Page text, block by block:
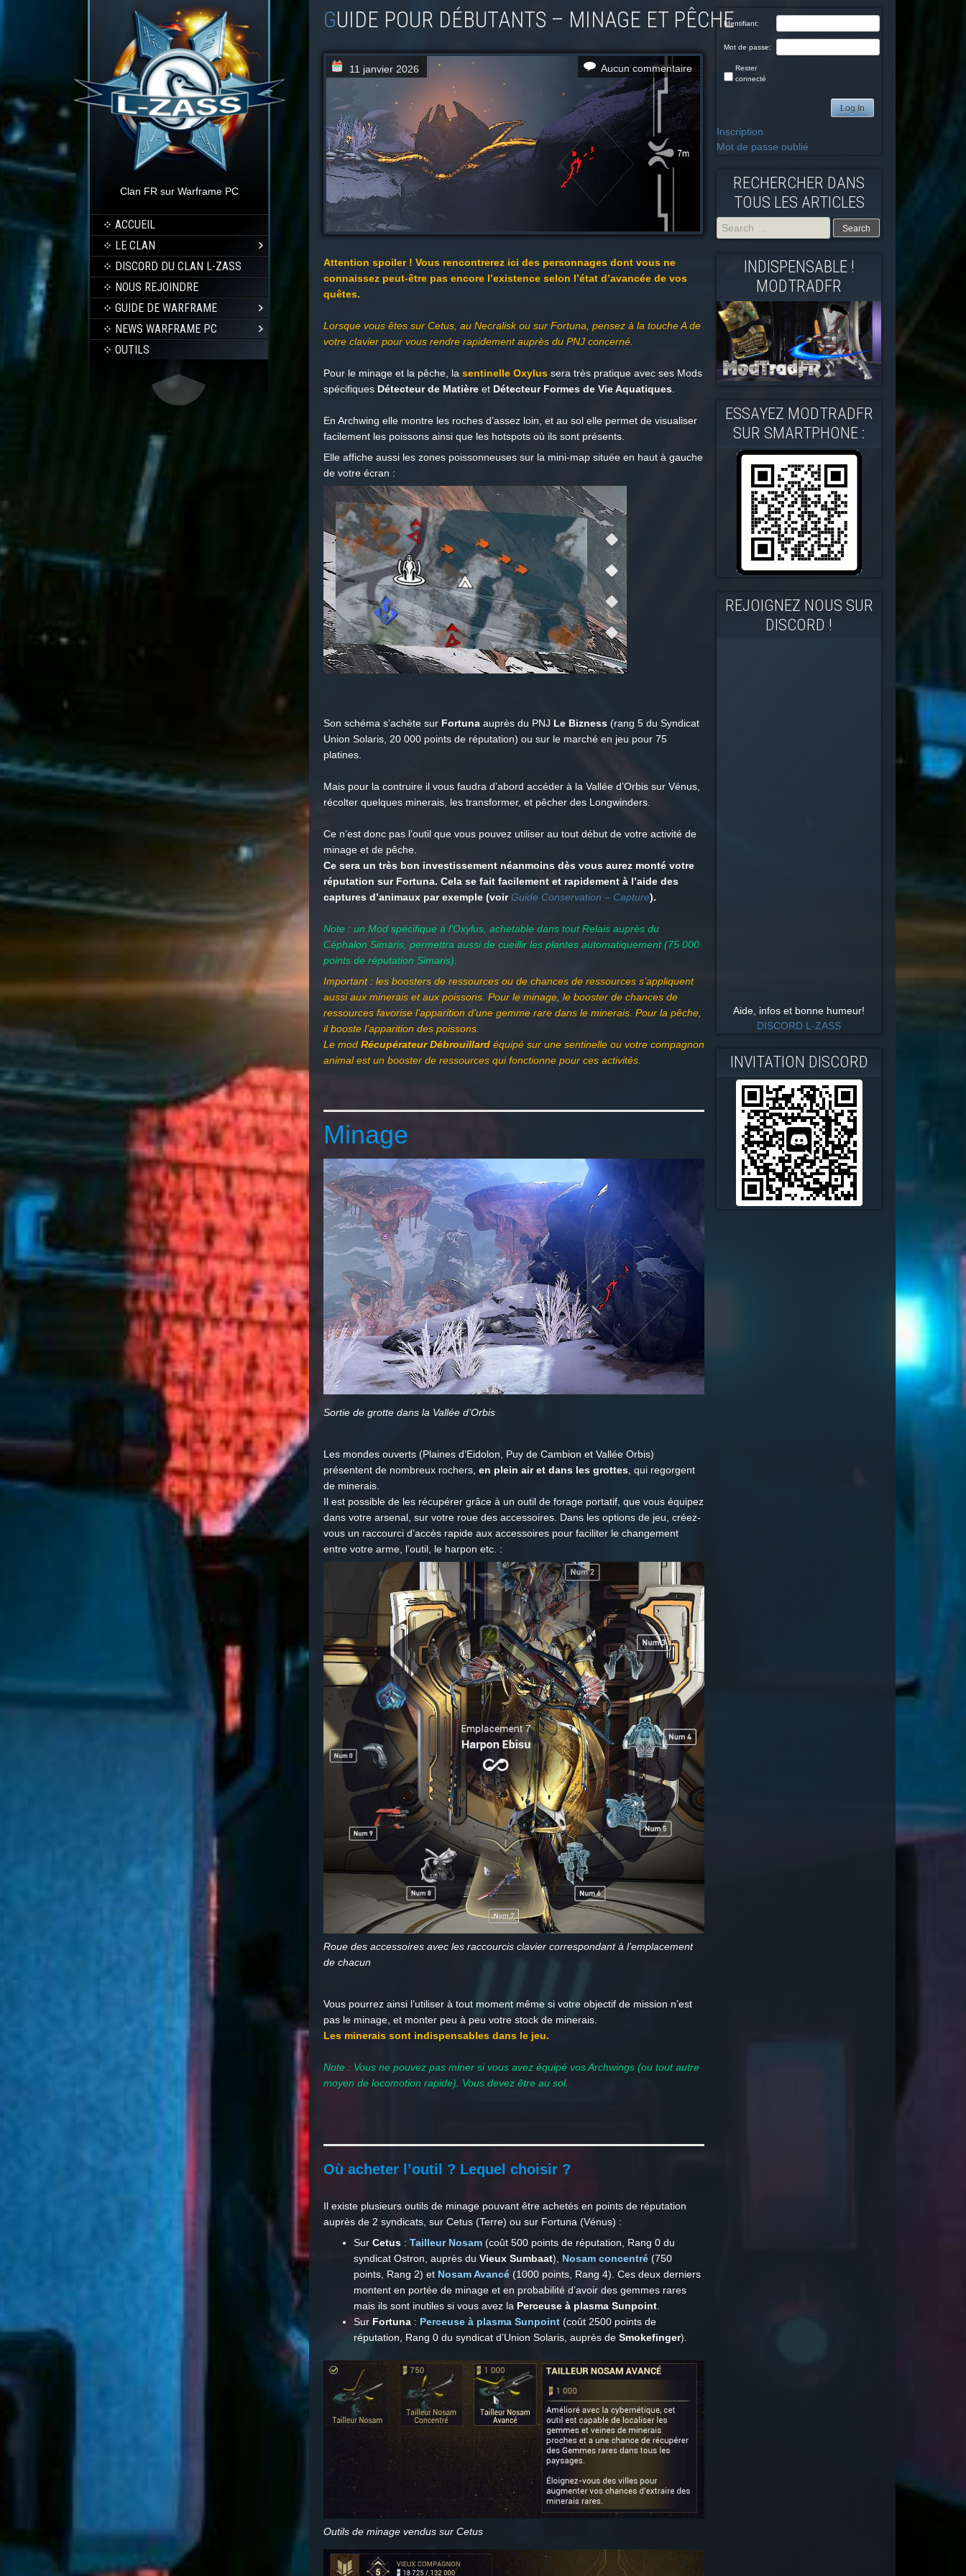
Clan FR sur Warframe PC
ACCUEIL
LE CLAN
DISCORD DU CLAN L-ZASS
NOUS REJOINDRE
GUIDE DE WARFRAME
NEWS WARFRAME PC
OUTILS
GUIDE POUR DÉBUTANTS – MINAGE ET PÊCHE
11 janvier 2026 Aucun commentaire
Attention spoiler ! Vous rencontrerez ici des personnages dont vous ne
connaissez peut-être pas encore l’existence selon l’état d’avancée de vos
quêtes.
Lorsque vous êtes sur Cetus, au Necralisk ou sur Fortuna, pensez à la touche A de
votre clavier pour vous rendre rapidement auprès du PNJ concerné.
Pour le minage et la pêche, la sentinelle Oxylus sera très pratique avec ses Mods
spécifiques Détecteur de Matière et Détecteur Formes de Vie Aquatiques
En Archwing elle montre les roches d’assez loin, et au sol elle permet de visualiser
facilement les poissons ainsi que les hotspots où ils sont présents.
Elle affiche aussi les zones poissonneuses sur la mini-map située en haut à gauche
de votre écran :
Son schéma s’achète sur Fortuna auprès du PNJ Le Bizness (rang 5 du Syndicat
Union Solaris, 20 000 points de réputation) ou sur le marché en jeu pour 75
platines.
Mais pour la contruire il vous faudra d’abord accéder à la Vallée d’Orbis sur Vénus,
récolter quelques minerais, les transformer, et pêcher des Longwinders.
Ce n’est donc pas l’outil que vous pouvez utiliser au tout début de votre activité de
minage et de pêche.
Ce sera un très bon investissement néanmoins dès vous aurez monté votre
réputation sur Fortuna. Cela se fait facilement et rapidement à l’aide des
captures d’animaux par exemple (voirGuide Conservation – Capture).
Note : un Mod spécifique à l’Oxylus, achetable dans tout Relais auprès du
Céphalon Simaris, permettra aussi de cueillir les plantes automatiquement (75 000
points de réputation Simaris).
Important : les boosters de ressources ou de chances de ressources s’appliquent
aussi aux minerais et aux poissons. Pour le minage, le booster de chances de
ressources favorise l’apparition d’une gemme rare dans le minerais. Pour la pêche,
il booste l’apparition des poissons.
Le mod Récupérateur Débrouillard équipé sur une sentinelle ou votre compagnon
animal est un booster de ressources qui fonctionne pour ces activités.
Minage
Sortie de grotte dans la Vallée d’Orbis
Les mondes ouverts (Plaines d’Eidolon, Puy de Cambion et Vallée Orbis)
présentent de nombreux rochers, en plein air et dans les grottes , qui regorgent
de minerais.
Il est possible de les récupérer grâce à un outil de forage portatif, que vous équipez
dans votre arsenal, sur votre roue des accessoires. Dans les options de jeu, créez-
vous un raccourci d’accès rapide aux accessoires pour faciliter le changement
entre votre arme, l’outil, le harpon etc. :
Roue des accessoires avec les raccourcis clavier correspondant à l’emplacement
de chacun
Vous pourrez ainsi l’utiliser à tout moment même si votre objectif de mission n’est
pas le minage, et monter peu à peu votre stock de minerais.
Les minerais sont indispensables dans le jeu.
Note : Vous ne pouvez pas miner si vous avez équipé vos Archwings (ou tout autre
moyen de locomotion rapide). Vous devez être au sol.
Où acheter l’outil ? Lequel choisir ?
Il existe plusieurs outils de minage pouvant être achetés en points de réputation
auprès de 2 syndicats, sur Cetus (Terre) ou sur Fortuna (Vénus) :
Sur Cetus : Tailleur Nosam (coût 500 points de réputation, Rang 0 du
syndicat Ostron, auprès du Vieux Sumbaat), Nosam concentré (750
points, Rang 2) et Nosam Avancé (1000 points, Rang 4). Ces deux derniers
montent en portée de minage et en probabilité d’avoir des gemmes rares
mais ils sont inutiles si vous avez la Perceuse à plasma Sunpoint
Sur Fortuna : Perceuse à plasma Sunpoint (coût 2500 points de
réputation, Rang 0 du syndicat d’Union Solaris, auprès de Smokefinger).
Outils de minage vendus sur Cetus
Identifiant:
Mot de passe:
Rester
connecté
Log In
Inscription
Mot de passe oublié
RECHERCHER DANS
TOUS LES ARTICLES
Search
for:
INDISPENSABLE !
MODTRADFR
ESSAYEZ MODTRADFR
SUR SMARTPHONE :
REJOIGNEZ NOUS SUR
DISCORD !
Aide, infos et bonne humeur!
DISCORD L-ZASS
INVITATION DISCORD